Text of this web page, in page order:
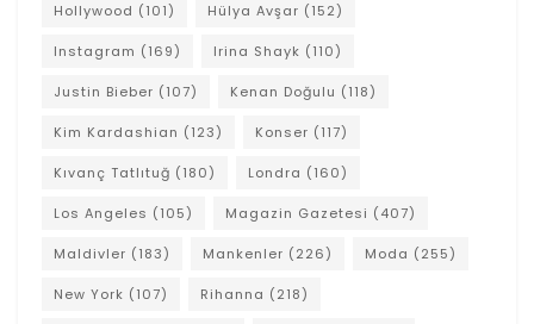
Hollywood (101) Hülya Avşar (152)
Instagram (169) Irina Shayk (110)
Justin Bieber (107) Kenan Doğulu (118)
Kim Kardashian (123) Konser (117)
Kıvanç Tatlıtuğ (180) Londra (160)
Los Angeles (105) Magazin Gazetesi (407)
Maldivler (183) Mankenler (226) Moda (255)
New York (107) Rihanna (218)